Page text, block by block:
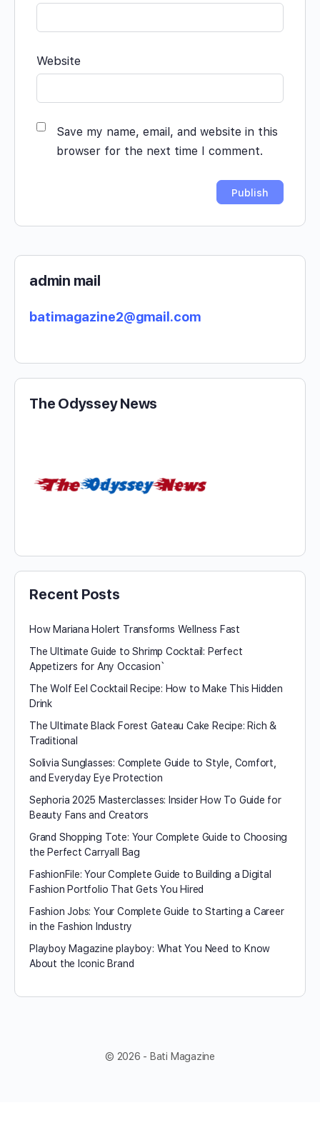
Website
Save my name, email, and website in this
browser for the next time I comment.
admin mail
batimagazine2@gmail.com
The Odyssey News
Recent Posts
How Mariana Holert Transforms Wellness Fast
The Ultimate Guide to Shrimp Cocktail: Perfect
Appetizers for Any Occasion`
The Wolf Eel Cocktail Recipe: How to Make This Hidden
Drink
The Ultimate Black Forest Gateau Cake Recipe: Rich &
Traditional
Solivia Sunglasses: Complete Guide to Style, Comfort,
and Everyday Eye Protection
Sephoria 2025 Masterclasses: Insider How To Guide for
Beauty Fans and Creators
Grand Shopping Tote: Your Complete Guide to Choosing
the Perfect Carryall Bag
FashionFile: Your Complete Guide to Building a Digital
Fashion Portfolio That Gets You Hired
Fashion Jobs: Your Complete Guide to Starting a Career
in the Fashion Industry
Playboy Magazine playboy​: What You Need to Know
About the Iconic Brand
© 2026 - Bati Magazine